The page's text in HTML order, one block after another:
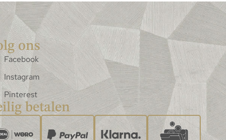
ons
Facebook
Instagram
Pinterest
betalen